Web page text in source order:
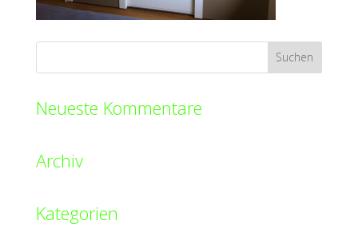
Neueste Kommentare
Archiv
Kategorien